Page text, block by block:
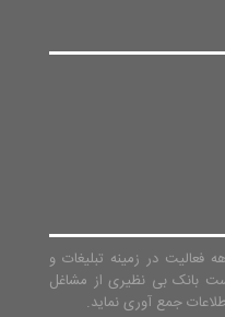
فعالیت در زمینه تبلیغات و
است بانک بی نظیری از مشاغل